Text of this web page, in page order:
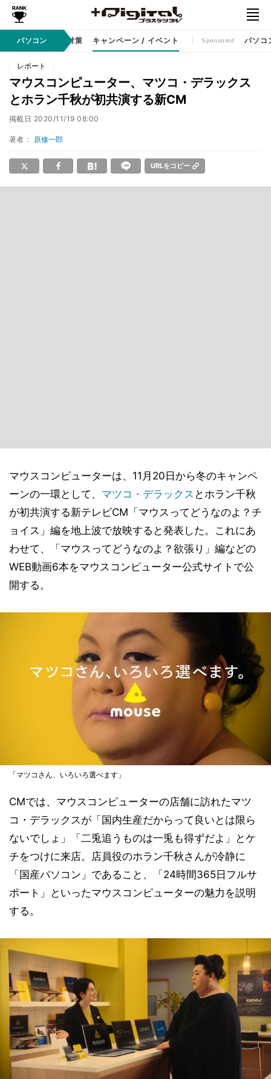
パソコン
セキュリティ対策 キャンペーン / イベント Sponsored パソコ
レポート
マウスコンピューター、マツコ・デラックス
とホラン千秋が初共演する新CM
掲載日 2020/11/19 08:00
著者： 原修一郎
URLをコピー
マウスコンピューターは、11月20日から冬のキャンペ
ーンの一環として、 マツコ・デラックス とホラン千秋
が初共演する新テレビCM「マウスってどうなのよ？チ
ョイス」編を地上波で放映すると発表した。これにあ
わせて、「マウスってどうなのよ？欲張り」編などの
WEB動画6本をマウスコンピューター公式サイトで公
開する。
「マツコさん、いろいろ選べます」
CMでは、マウスコンピューターの店舗に訪れたマツ
コ・デラックスが「国内生産だからって良いとは限ら
ないでしょ」「二兎追うものは一兎も得ずだよ」とケ
チをつけに来店。店員役のホラン千秋さんが冷静に
「国産パソコン」であること、「24時間365日フルサ
ポート」といったマウスコンピューターの魅力を説明
する。